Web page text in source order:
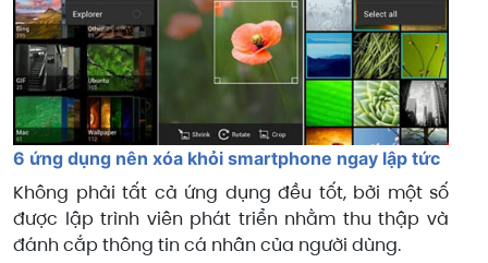
6 ứng dụng nên xóa khỏi smartphone ngay lập tức
Không phải tất cả ứng dụng đều tốt, bởi một số
được lập trình viên phát triển nhằm thu thập và
đánh cắp thông tin cá nhân của người dùng.